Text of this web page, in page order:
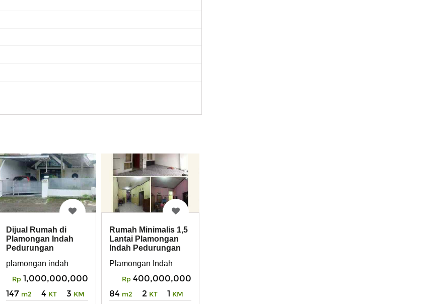
Dijual Rumah di
Plamongan Indah
Pedurungan
plamongan indah
Rp 1,000,000,000
147 m2 4 KT 3 KM
Rumah Minimalis 1,5
Lantai Plamongan
Indah Pedurungan
Plamongan Indah
Rp 400,000,000
84 m2 2 KT 1 KM